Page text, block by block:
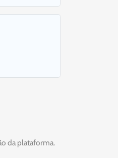
da plataforma.